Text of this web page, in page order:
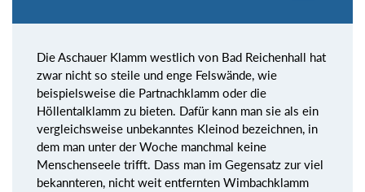
Die Aschauer Klamm westlich von Bad Reichenhall hat
zwar nicht so steile und enge Felswände, wie
beispielsweise die Partnachklamm oder die
Höllentalklamm zu bieten. Dafür kann man sie als ein
vergleichsweise unbekanntes Kleinod bezeichnen, in
dem man unter der Woche manchmal keine
Menschenseele trifft. Dass man im Gegensatz zur viel
bekannteren, nicht weit entfernten Wimbachklamm